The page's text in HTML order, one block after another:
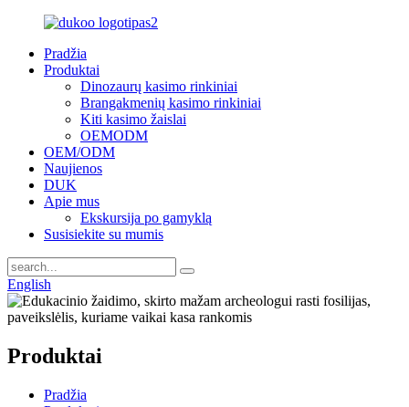
Pradžia
Produktai
Dinozaurų kasimo rinkiniai
Brangakmenių kasimo rinkiniai
Kiti kasimo žaislai
OEMODM
OEM/ODM
Naujienos
DUK
Apie mus
Ekskursija po gamyklą
Susisiekite su mumis
English
Produktai
Pradžia